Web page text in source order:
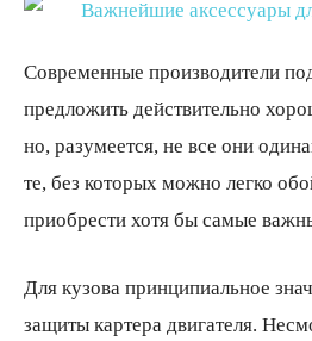
всемСовременные производители
предложить действительно
но, разумеется, не все они
те, без которых можно легко
приобрести хотя бы самые
Для кузова принципиальное
защиты картера двигателя.